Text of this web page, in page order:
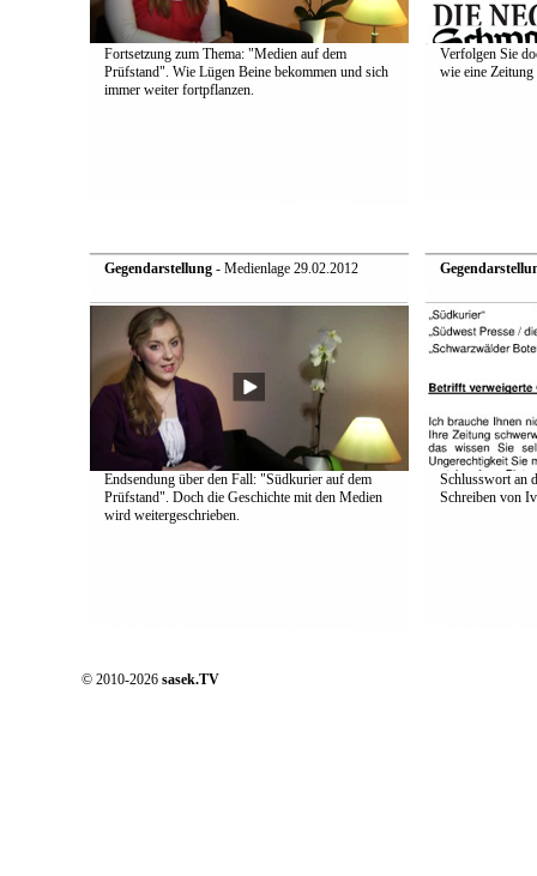
Fortsetzung zum Thema: "Medien auf dem
Prüfstand". Wie Lügen Beine bekommen und sich
immer weiter fortpflanzen.
Verfolgen Sie
wie eine Zeitung
Gegendarstellung- Medienlage 29.02.2012
Endsendung über den Fall: "Südkurier auf dem
Prüfstand". Doch die Geschichte mit den Medien
wird weitergeschrieben.
Schlusswort an
Schreiben von
© 2010-2026 sasek.TV